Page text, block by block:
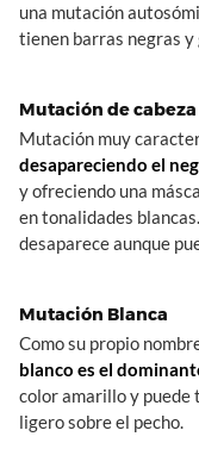
una mutación
tienen barras negras y
Mutación de
Mutación muy
desapareciendo el
y ofreciendo una
en tonalidades
desaparece aunque
Mutación Blanca
Como su propio
blanco es el
color amarillo y puede
ligero sobre el pecho.